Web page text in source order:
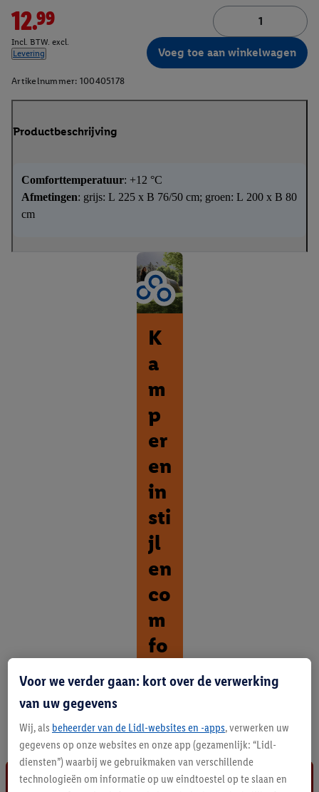
12.99
Incl. BTW. excl.
Levering
Voeg toe aan winkelwagen
Artikelnummer: 100405178
Productbeschrijving
Comforttemperatuur: +12 °C
Afmetingen: grijs: L 225 x B 76/50 cm; groen: L 200 x B 80
cm
K
a
m
p
er
en
in
sti
jl
en
co
m
fo
rt
t
d
k
a
Voor we verder gaan: kort over de verwerking
van uw gegevens
Wij, als beheerder van de Lidl-websites en -apps, verwerken uw
gegevens op onze websites en onze app (gezamenlijk: “Lidl-
diensten”) waarbij we gebruikmaken van verschillende
technologieën om informatie op uw eindtoestel op te slaan en